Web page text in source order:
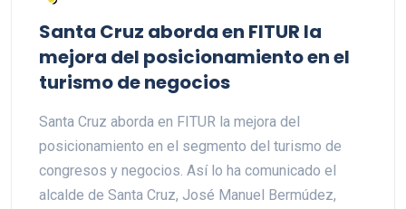
Santa Cruz aborda en FITUR la
mejora del posicionamiento en el
turismo de negocios
Santa Cruz aborda en FITUR la mejora del
posicionamiento en el segmento del turismo de
congresos y negocios. Así lo ha comunicado el
alcalde de Santa Cruz, José Manuel Bermúdez,